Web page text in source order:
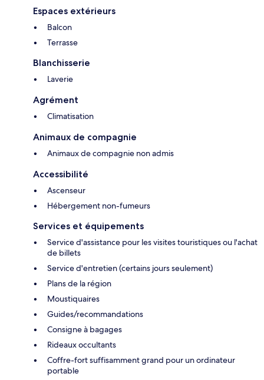
Espaces extérieurs
Balcon
Terrasse
Blanchisserie
Laverie
Agrément
Climatisation
Animaux de compagnie
Animaux de compagnie non admis
Accessibilité
Ascenseur
Hébergement non-fumeurs
Services et équipements
Service d'assistance pour les visites touristiques ou l'achat
de billets
Service d'entretien (certains jours seulement)
Plans de la région
Moustiquaires
Guides/recommandations
Consigne à bagages
Rideaux occultants
Coffre-fort suffisamment grand pour un ordinateur
portable